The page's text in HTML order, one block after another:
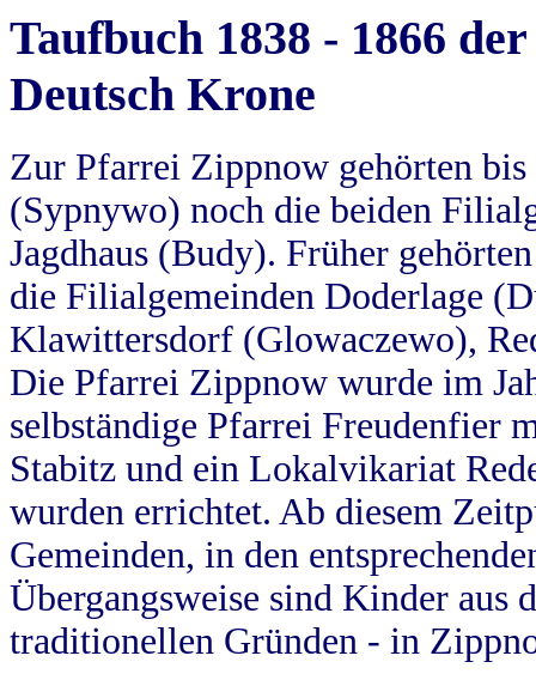
Taufbuch 1838 - 1866
Deutsch Krone
Zur Pfarrei Zippnow gehörten
(Sypnywo) noch die beiden
Jagdhaus (Budy). Früher
die Filialgemeinden Doderlage
Klawittersdorf (Glowaczewo),
Die Pfarrei Zippnow wurde im
selbständige Pfarrei Freudenfier
Stabitz und ein Lokalvikariat
wurden errichtet. Ab diesem
Gemeinden, in den
Übergangsweise sind Kinder aus
traditionellen Gründen - in